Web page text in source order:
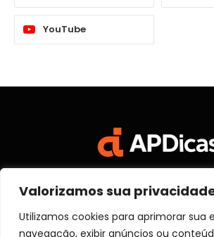
Valorizamos sua
Utilizamos cookies para aprimorar sua
navegação, exibir anúncios ou
YouTube
(Twitter)